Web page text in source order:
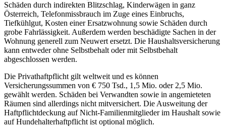
Schäden durch indirekten Blitzschlag, Kinderwägen in ganz
Österreich, Telefonmissbrauch im Zuge eines Einbruchs,
Tiefkühlgut, Kosten einer Ersatzwohnung sowie Schäden durch
grobe Fahrlässigkeit. Außerdem werden beschädigte Sachen in der
Wohnung generell zum Neuwert ersetzt. Die Haushaltsversicherung
kann entweder ohne Selbstbehalt oder mit Selbstbehalt
abgeschlossen werden.
Die Privathaftpflicht gilt weltweit und es können
Versicherungssummen von € 750 Tsd., 1,5 Mio. oder 2,5 Mio.
gewählt werden. Schäden bei Verwandten sowie in angemieteten
Räumen sind allerdings nicht mitversichert. Die Ausweitung der
Haftpflichtdeckung auf Nicht-Familienmitglieder im Haushalt sowie
auf Hundehalterhaftpflicht ist optional möglich.